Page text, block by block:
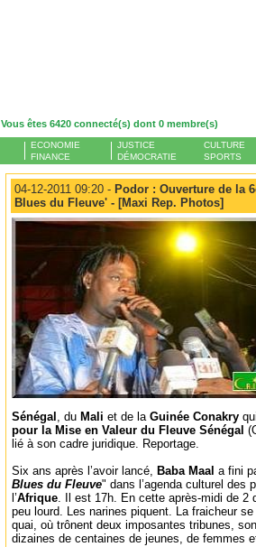
Vous êtes 6420 connecté(s) dont 0 membre(s)
ECONOMIE
FINANCE
JUSTICE
DÉMOCRATIE
CULTURE
SPORTS
04-12-2011 09:20 - Podor : Ouverture de la
Blues du Fleuve' - [Maxi Rep. Photos]
Sénégal , du Mali et de la Guinée Conakry
pour la Mise en Valeur du Fleuve Sénégal
lié à son cadre juridique. Reportage.
Six ans après l’avoir lancé, Baba Maal a fini
Blues du Fleuve" dans l’agenda culturel des
l’Afrique. Il est 17h. En cette après-midi de 2
peu lourd. Les narines piquent. La fraicheur
quai, où trônent deux imposantes tribunes,
dizaines de centaines de jeunes, de femmes